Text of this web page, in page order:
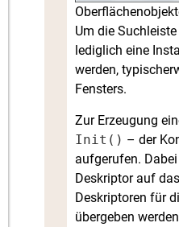
Um die
lediglich eine
werden,
Fensters.
Zur Erzeugung
Init() – der
aufgerufen.
Deskriptor auf
Deskriptoren für
übergeben